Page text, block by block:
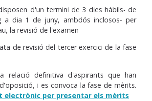
d'un termini de 3 dies hàbils- de
a dia 1 de juny, ambdós inclosos- per
la revisió de l'examen
de revisió del tercer exercici de la fase
relació definitiva d'aspirants que han
i es convoca la fase de mèrits.
electrònic per presentar els mèrits